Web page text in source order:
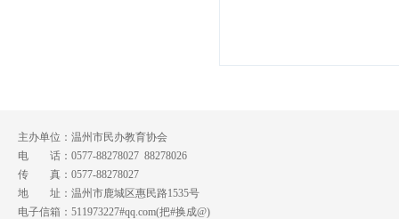
主办单位：温州市民办教育协会
电 话：0577-88278027 88278026
传 真：0577-88278027
地 址：温州市鹿城区惠民路1535号
电子信箱：511973227#qq.com(把#换成@)